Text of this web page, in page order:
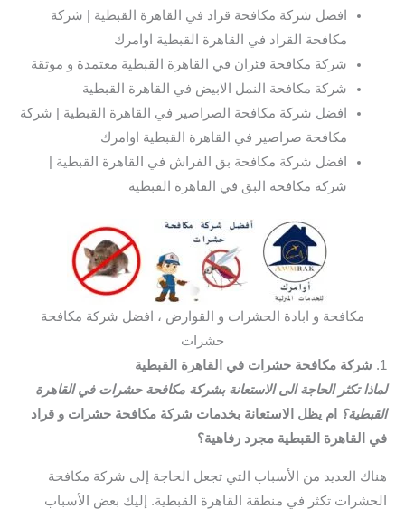
افضل شركة مكافحة قراد في القاهرة القبطية | شركة
مكافحة القراد في القاهرة القبطية اوامرك
شركة مكافحة فئران في القاهرة القبطية معتمدة و موثقة
شركة مكافحة النمل الابيض في القاهرة القبطية
افضل شركة مكافحة الصراصير في القاهرة القبطية | شركة
مكافحة صراصير في القاهرة القبطية اوامرك
افضل شركة مكافحة بق الفراش في القاهرة القبطية |
شركة مكافحة البق في القاهرة القبطية
مكافحة و ابادة الحشرات و القوارض ، افضل شركة مكافحة
حشرات
1.
شركة مكافحة حشرات في القاهرة القبطية
لماذا تكثر الحاجة الى الاستعانة بشركة مكافحة حشرات في القاهرة
القبطية؟
ام يظل الاستعانة بخدمات شركة مكافحة حشرات و قراد
في القاهرة القبطية مجرد رفاهية؟
هناك العديد من الأسباب التي تجعل الحاجة إلى شركة مكافحة
الحشرات تكثر في منطقة القاهرة القبطية. إليك بعض الأسباب